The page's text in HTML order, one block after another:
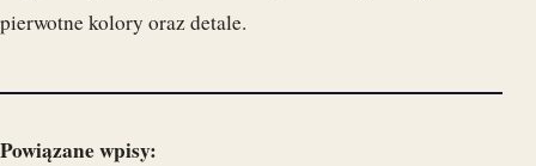
pierwotne kolory oraz detale.
Powiązane wpisy: